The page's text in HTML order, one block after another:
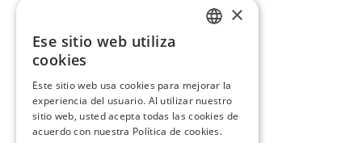
×
Ese sitio web utiliza
cookies
Este sitio web usa cookies para mejorar la
experiencia del usuario. Al utilizar nuestro
sitio web, usted acepta todas las cookies de
acuerdo con nuestra Política de cookies.